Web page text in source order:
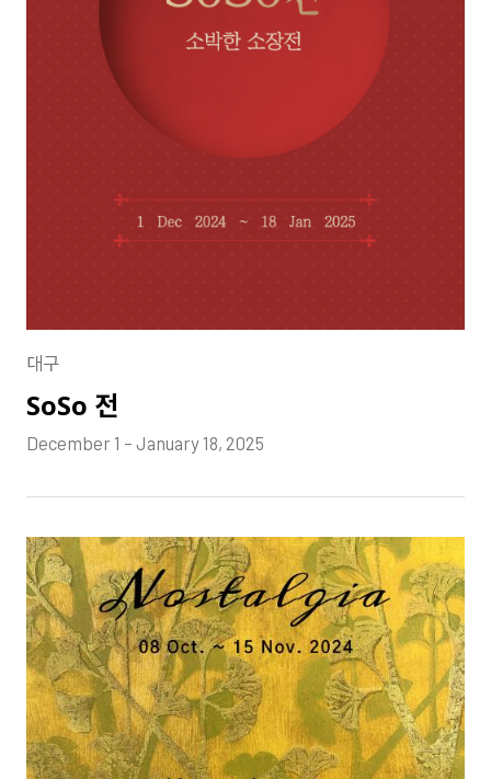
대구
SoSo 전
December 1 – January 18, 2025